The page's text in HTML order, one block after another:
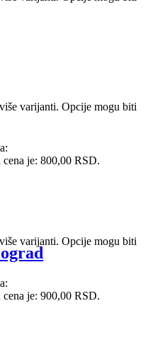
varijanti. Opcije mogu biti
cena je: 800,00 RSD.
varijanti. Opcije mogu biti
cena je: 900,00 RSD.